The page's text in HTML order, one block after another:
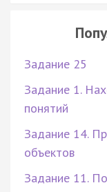
Задание 25
Задание 1.
понятий
Задание 14.
объектов
Задание 11.